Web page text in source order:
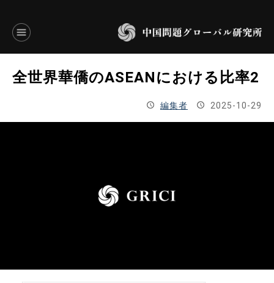
言語別アーカイブ
JAPANESE
全世界華僑のASEANにおける比率2
編集者 2025-10-29